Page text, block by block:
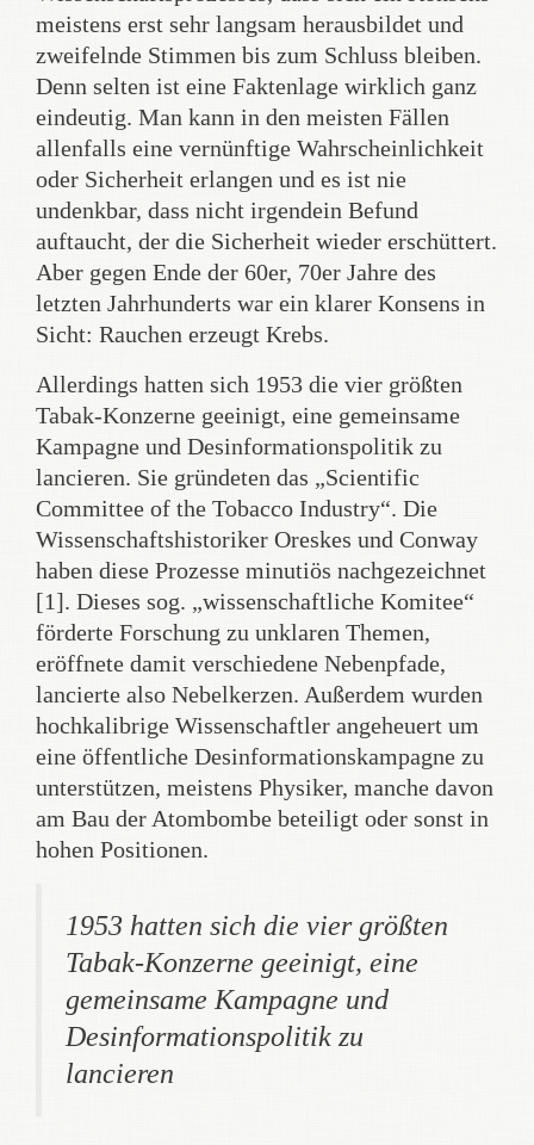
meistens erst sehr langsam herausbildet und
zweifelnde Stimmen bis zum Schluss bleiben.
Denn selten ist eine Faktenlage wirklich ganz
eindeutig. Man kann in den meisten Fällen
allenfalls eine vernünftige Wahrscheinlichkeit
oder Sicherheit erlangen und es ist nie
undenkbar, dass nicht irgendein Befund
auftaucht, der die Sicherheit wieder erschüttert.
Aber gegen Ende der 60er, 70er Jahre des
letzten Jahrhunderts war ein klarer Konsens in
Sicht: Rauchen erzeugt Krebs.
Allerdings hatten sich 1953 die vier größten
Tabak-Konzerne geeinigt, eine gemeinsame
Kampagne und Desinformationspolitik zu
lancieren. Sie gründeten das „Scientific
Committee of the Tobacco Industry“. Die
Wissenschaftshistoriker Oreskes und Conway
haben diese Prozesse minutiös nachgezeichnet
[1]. Dieses sog. „wissenschaftliche Komitee“
förderte Forschung zu unklaren Themen,
eröffnete damit verschiedene Nebenpfade,
lancierte also Nebelkerzen. Außerdem wurden
hochkalibrige Wissenschaftler angeheuert um
eine öffentliche Desinformationskampagne zu
unterstützen, meistens Physiker, manche davon
am Bau der Atombombe beteiligt oder sonst in
hohen Positionen.
1953 hatten sich die vier größten
Tabak-Konzerne geeinigt, eine
gemeinsame Kampagne und
Desinformationspolitik zu
lancieren